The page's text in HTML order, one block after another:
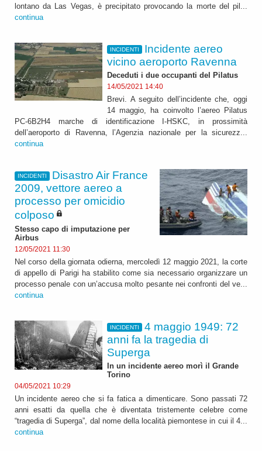
lontano da Las Vegas, è precipitato provocando la morte del pil...
continua
INCIDENTI
Incidente aereo
vicino aeroporto Ravenna
Deceduti i due occupanti del Pilatus
14/05/2021 14:40
Brevi. A seguito dell’incidente che, oggi
14 maggio, ha coinvolto l’aereo Pilatus
PC-6B2H4 marche di identificazione I-HSKC, in prossimità
dell’aeroporto di Ravenna, l’Agenzia nazionale per la sicurezz...
continua
INCIDENTI
Disastro Air France
2009, vettore aereo a
processo per omicidio
colposo
Stesso capo di imputazione per
Airbus
12/05/2021 11:30
Nel corso della giornata odierna, mercoledì 12 maggio 2021, la corte
di appello di Parigi ha stabilito come sia necessario organizzare un
processo penale con un’accusa molto pesante nei confronti del ve...
continua
INCIDENTI
4 maggio 1949: 72
anni fa la tragedia di
Superga
In un incidente aereo morì il Grande
Torino
04/05/2021 10:29
Un incidente aereo che si fa fatica a dimenticare. Sono passati 72
anni esatti da quella che è diventata tristemente celebre come
“tragedia di Superga”, dal nome della località piemontese in cui il 4...
continua